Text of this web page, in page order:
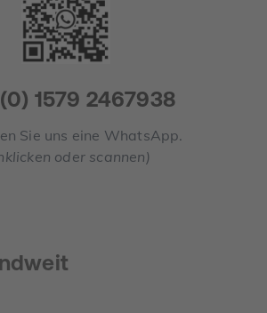
1579 2467938
Sie uns eine WhatsApp.
oder scannen)